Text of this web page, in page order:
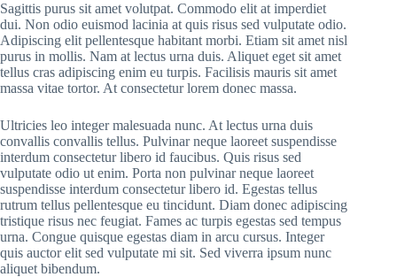
Sagittis purus sit amet volutpat. Commodo elit at imperdiet
dui. Non odio euismod lacinia at quis risus sed vulputate odio.
Adipiscing elit pellentesque habitant morbi. Etiam sit amet nisl
purus in mollis. Nam at lectus urna duis. Aliquet eget sit amet
tellus cras adipiscing enim eu turpis. Facilisis mauris sit amet
massa vitae tortor. At consectetur lorem donec massa.
Ultricies leo integer malesuada nunc. At lectus urna duis
convallis convallis tellus. Pulvinar neque laoreet suspendisse
interdum consectetur libero id faucibus. Quis risus sed
vulputate odio ut enim. Porta non pulvinar neque laoreet
suspendisse interdum consectetur libero id. Egestas tellus
rutrum tellus pellentesque eu tincidunt. Diam donec adipiscing
tristique risus nec feugiat. Fames ac turpis egestas sed tempus
urna. Congue quisque egestas diam in arcu cursus. Integer
quis auctor elit sed vulputate mi sit. Sed viverra ipsum nunc
aliquet bibendum.